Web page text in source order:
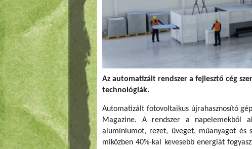
Az automatizált rendszer a fejlesztő cég
technológiák.
Automatizált fotovoltaikus újrahasznosító
Magazine. A rendszer a napelemekből
alumíniumot, rezet, üveget, műanyagot és
miközben 40%-kal kevesebb energiát